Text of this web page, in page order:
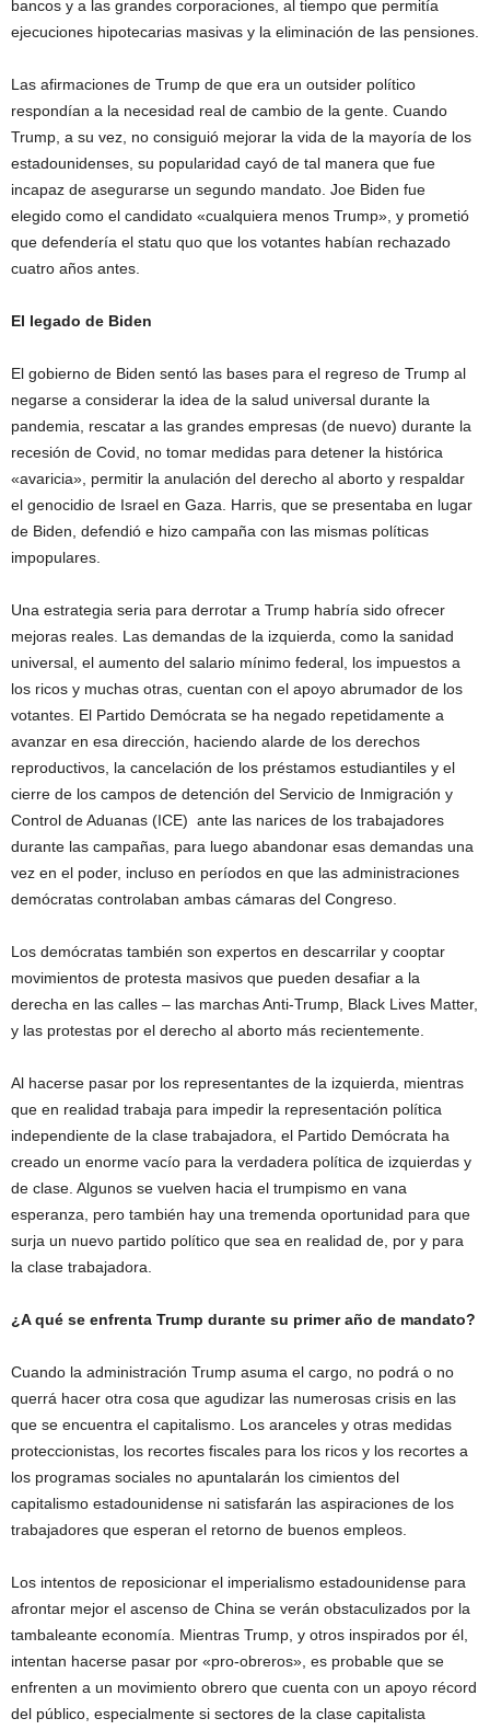
bancos y a las grandes corporaciones, al tiempo que permitía
ejecuciones hipotecarias masivas y la eliminación de las pensiones.
Las afirmaciones de Trump de que era un outsider político
respondían a la necesidad real de cambio de la gente. Cuando
Trump, a su vez, no consiguió mejorar la vida de la mayoría de los
estadounidenses, su popularidad cayó de tal manera que fue
incapaz de asegurarse un segundo mandato. Joe Biden fue
elegido como el candidato «cualquiera menos Trump», y prometió
que defendería el statu quo que los votantes habían rechazado
cuatro años antes.
El legado de Biden
El gobierno de Biden sentó las bases para el regreso de Trump al
negarse a considerar la idea de la salud universal durante la
pandemia, rescatar a las grandes empresas (de nuevo) durante la
recesión de Covid, no tomar medidas para detener la histórica
«avaricia», permitir la anulación del derecho al aborto y respaldar
el genocidio de Israel en Gaza. Harris, que se presentaba en lugar
de Biden, defendió e hizo campaña con las mismas políticas
impopulares.
Una estrategia seria para derrotar a Trump habría sido ofrecer
mejoras reales. Las demandas de la izquierda, como la sanidad
universal, el aumento del salario mínimo federal, los impuestos a
los ricos y muchas otras, cuentan con el apoyo abrumador de los
votantes. El Partido Demócrata se ha negado repetidamente a
avanzar en esa dirección, haciendo alarde de los derechos
reproductivos, la cancelación de los préstamos estudiantiles y el
cierre de los campos de detención del Servicio de Inmigración y
Control de Aduanas (ICE) ante las narices de los trabajadores
durante las campañas, para luego abandonar esas demandas una
vez en el poder, incluso en períodos en que las administraciones
demócratas controlaban ambas cámaras del Congreso.
Los demócratas también son expertos en descarrilar y cooptar
movimientos de protesta masivos que pueden desafiar a la
derecha en las calles – las marchas Anti-Trump, Black Lives Matter,
y las protestas por el derecho al aborto más recientemente.
Al hacerse pasar por los representantes de la izquierda, mientras
que en realidad trabaja para impedir la representación política
independiente de la clase trabajadora, el Partido Demócrata ha
creado un enorme vacío para la verdadera política de izquierdas y
de clase. Algunos se vuelven hacia el trumpismo en vana
esperanza, pero también hay una tremenda oportunidad para que
surja un nuevo partido político que sea en realidad de, por y para
la clase trabajadora.
¿A qué se enfrenta Trump durante su primer año de mandato?
Cuando la administración Trump asuma el cargo, no podrá o no
querrá hacer otra cosa que agudizar las numerosas crisis en las
que se encuentra el capitalismo. Los aranceles y otras medidas
proteccionistas, los recortes fiscales para los ricos y los recortes a
los programas sociales no apuntalarán los cimientos del
capitalismo estadounidense ni satisfarán las aspiraciones de los
trabajadores que esperan el retorno de buenos empleos.
Los intentos de reposicionar el imperialismo estadounidense para
afrontar mejor el ascenso de China se verán obstaculizados por la
tambaleante economía. Mientras Trump, y otros inspirados por él,
intentan hacerse pasar por «pro-obreros», es probable que se
enfrenten a un movimiento obrero que cuenta con un apoyo récord
del público, especialmente si sectores de la clase capitalista